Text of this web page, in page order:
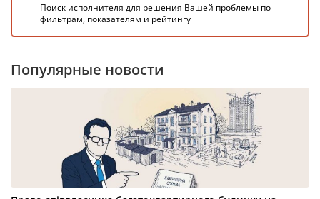
Поиск исполнителя для решения Вашей проблемы по
фильтрам, показателям и рейтингу
Популярные новости